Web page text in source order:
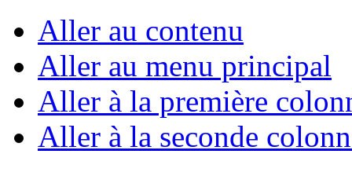
Aller au contenu
Aller au menu principal
Aller à la première
Aller à la seconde